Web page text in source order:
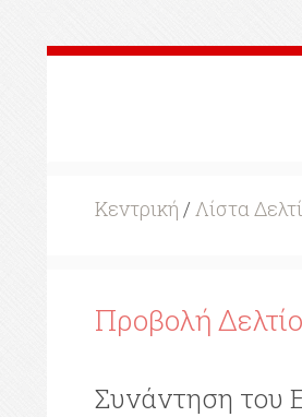
Κεντρική / Λίστα
Προβολή
Συνάντηση του